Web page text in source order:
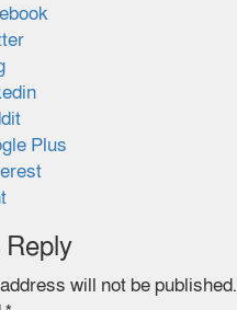
Plus
Reply
will not be published.